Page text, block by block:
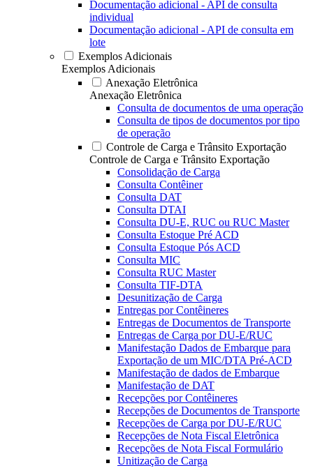
Documentação adicional - API de consulta
individual
Documentação adicional - API de consulta em
lote
Exemplos Adicionais
Exemplos Adicionais
Anexação Eletrônica
Anexação Eletrônica
Consulta de documentos de uma operação
Consulta de tipos de documentos por tipo
de operação
Controle de Carga e Trânsito Exportação
Controle de Carga e Trânsito Exportação
Consolidação de Carga
Consulta Contêiner
Consulta DAT
Consulta DTAI
Consulta DU-E, RUC ou RUC Master
Consulta Estoque Pré ACD
Consulta Estoque Pós ACD
Consulta MIC
Consulta RUC Master
Consulta TIF-DTA
Desunitização de Carga
Entregas por Contêineres
Entregas de Documentos de Transporte
Entregas de Carga por DU-E/RUC
Manifestação Dados de Embarque para
Exportação de um MIC/DTA Pré-ACD
Manifestação de dados de Embarque
Manifestação de DAT
Recepções por Contêineres
Recepções de Documentos de Transporte
Recepções de Carga por DU-E/RUC
Recepções de Nota Fiscal Eletrônica
Recepções de Nota Fiscal Formulário
Unitização de Carga